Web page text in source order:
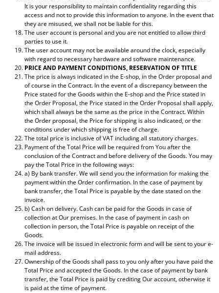
It is your responsibility to maintain confidentiality regarding this
access and not to provide this information to anyone. In the event that
they are misused, we shall not be liable for this.
The user account is personal and you are not entitled to allow third
parties to use it.
The user account may not be available around the clock, especially
with regard to necessary hardware and software maintenance.
PRICE AND PAYMENT CONDITIONS, RESERVATION OF TITLE
The price is always indicated in the E-shop, in the Order proposal and
of course in the Contract. In the event of a discrepancy between the
Price stated for the Goods within the E-shop and the Price stated in
the Order Proposal, the Price stated in the Order Proposal shall apply,
which shall always be the same as the price in the Contract. Within
the Order proposal, the Price for shipping is also indicated, or the
conditions under which shipping is free of charge.
The total price is inclusive of VAT including all statutory charges.
Payment of the Total Price will be required from You after the
conclusion of the Contract and before delivery of the Goods. You may
pay the Total Price in the following ways:
a) By bank transfer. We will send you the information for making the
payment within the Order confirmation. In the case of payment by
bank transfer, the Total Price is payable by the date stated on the
invoice.
b) Cash on delivery. Cash can be paid for the Goods in case of
collection at Our premises. In the case of payment in cash on
collection in person, the Total Price is payable on receipt of the
Goods.
The invoice will be issued in electronic form and will be sent to your e-
mail address.
Ownership of the Goods shall pass to you only after you have paid the
Total Price and accepted the Goods. In the case of payment by bank
transfer, the Total Price is paid by crediting Our account, otherwise it
is paid at the time of payment.